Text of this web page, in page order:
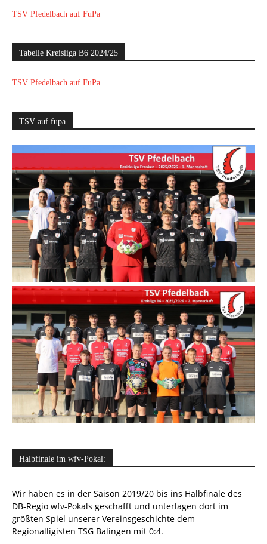
TSV Pfedelbach auf FuPa
Tabelle Kreisliga B6 2024/25
TSV Pfedelbach auf FuPa
TSV auf fupa
Halbfinale im wfv-Pokal:
Wir haben es in der Saison 2019/20 bis ins Halbfinale des
DB-Regio wfv-Pokals geschafft und unterlagen dort im
größten Spiel unserer Vereinsgeschichte dem
Regionalligisten TSG Balingen mit 0:4.